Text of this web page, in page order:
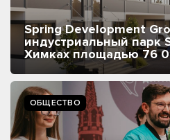
Spring Development
индустриальный парк
Химках площадью 76
ОБЩЕСТВО